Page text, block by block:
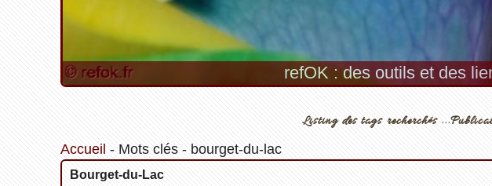
refOK : des outils et des
Listing des tags recherchés
Accueil - Mots clés- bourget-du-lac
Bourget-du-Lac